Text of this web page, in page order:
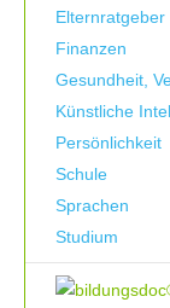
Elternratgeber
Finanzen
Gesundheit,
Künstliche
Persönlichkeit
Schule
Sprachen
Studium